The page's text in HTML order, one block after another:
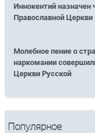
Иннокентий назначен
Православной Церкви
Молебное пение о
наркомании
Церкви Русской
Популярное